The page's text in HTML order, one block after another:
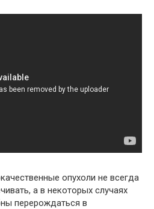
опухоли не всегда
а в некоторых случаях
перерождаться в